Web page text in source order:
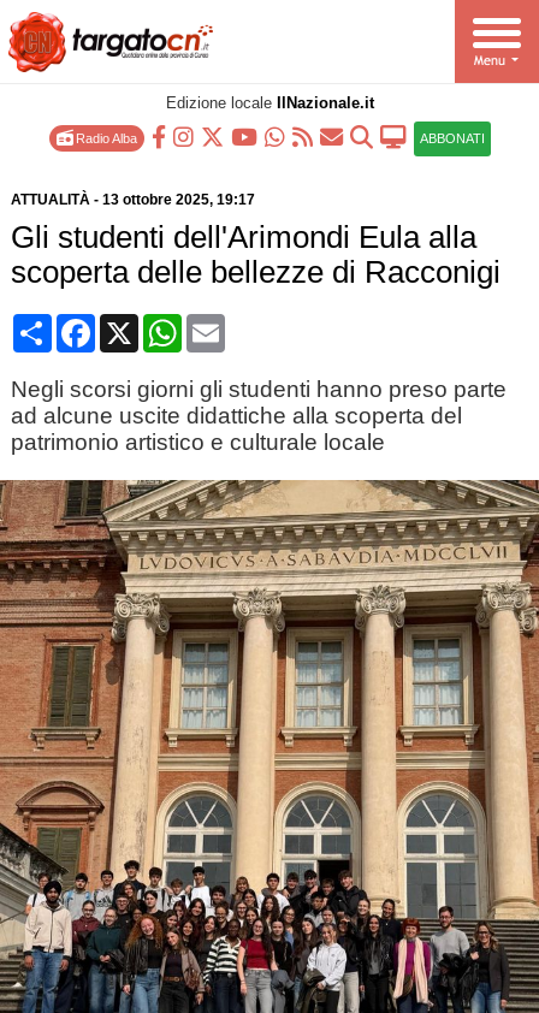
Edizione locale IlNazionale.it
Radio Alba ABBONATI
ATTUALITÀ- 13 ottobre 2025, 19:17
Gli studenti dell'Arimondi Eula alla
scoperta delle bellezze di Racconigi
CondividiFacebook
X WhatsApp
Email
Negli scorsi giorni gli studenti hanno preso parte
ad alcune uscite didattiche alla scoperta del
patrimonio artistico e culturale locale